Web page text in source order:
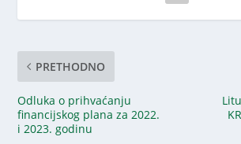
PRETHODNO
Odluka o prihvaćanju
financijskog plana za 2022.
i 2023. godinu